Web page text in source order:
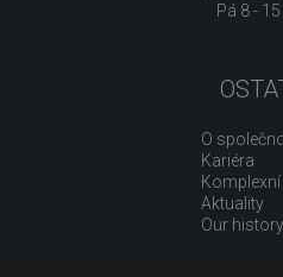
Pá 8 - 15
O
Kariéra
Aktuality
Our